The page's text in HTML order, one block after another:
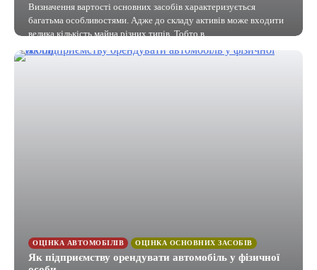
Визначення вартості основних засобів характеризується
багатьма особливостями. Адже до складу активів може входити
велика кількість майна різних типів. Тобто в…
ОЦІНКА АВТОМОБІЛІВ ОЦІНКА ОСНОВНИХ ЗАСОБІВ
Як підприємству орендувати автомобіль у фізичної